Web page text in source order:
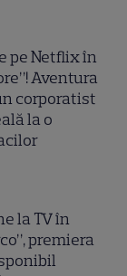
pe Netflix în
Aventura
corporatist
la o
la TV în
premiera